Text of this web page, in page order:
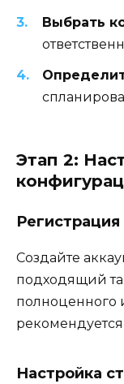
Выбрать
Этап 2:
Создайте
подходящий
полноценного
Настройка